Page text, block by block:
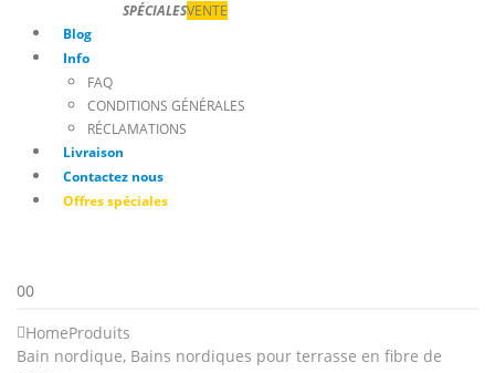
SPÉCIALESVENTE
Blog
Info
FAQ
CONDITIONS GÉNÉRALES
RÉCLAMATIONS
Livraison
Contactez nous
Offres spéciales
00
HomeProduits
Bain nordique, Bains nordiques pour terrasse en fibre de